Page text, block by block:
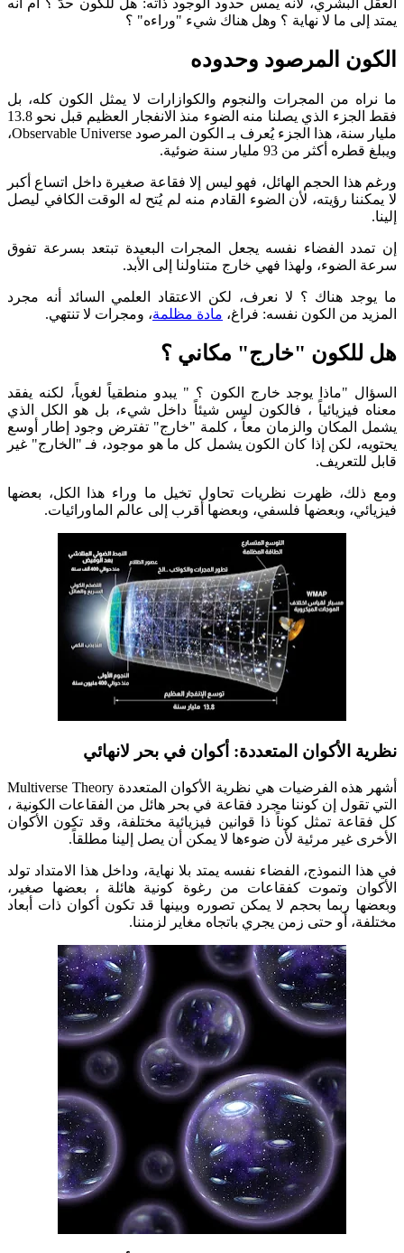
العقل البشري، لأنه يمس حدود الوجود ذاته: هل للكون حدّ ؟ أم أنه
يمتد إلى ما لا نهاية ؟ وهل هناك شيء "وراءه" ؟
الكون المرصود وحدوده
ما نراه من المجرات والنجوم والكوازارات لا يمثل الكون كله، بل
فقط الجزء الذي يصلنا منه الضوء منذ الانفجار العظيم قبل نحو 13.8
مليار سنة، هذا الجزء يُعرف بـ الكون المرصود Observable Universe،
ويبلغ قطره أكثر من 93 مليار سنة ضوئية.
ورغم هذا الحجم الهائل، فهو ليس إلا فقاعة صغيرة داخل اتساع أكبر
لا يمكننا رؤيته، لأن الضوء القادم منه لم يُتح له الوقت الكافي ليصل
إلينا.
إن تمدد الفضاء نفسه يجعل المجرات البعيدة تبتعد بسرعة تفوق
سرعة الضوء، ولهذا فهي خارج متناولنا إلى الأبد.
ما يوجد هناك ؟ لا نعرف، لكن الاعتقاد العلمي السائد أنه مجرد
المزيد من الكون نفسه: فراغ، مادة مظلمة، ومجرات لا تنتهي.
هل للكون "خارج" مكاني ؟
السؤال "ماذا يوجد خارج الكون ؟ " يبدو منطقياً لغوياً، لكنه يفقد
معناه فيزيائياً ، فالكون ليس شيئاً داخل شيء، بل هو الكل الذي
يشمل المكان والزمان معاً ، كلمة "خارج" تفترض وجود إطار أوسع
يحتويه، لكن إذا كان الكون يشمل كل ما هو موجود، فـ "الخارج" غير
قابل للتعريف.
ومع ذلك، ظهرت نظريات تحاول تخيل ما وراء هذا الكل، بعضها
فيزيائي، وبعضها فلسفي، وبعضها أقرب إلى عالم الماورائيات.
نظرية الأكوان المتعددة: أكوان في بحر لانهائي
أشهر هذه الفرضيات هي نظرية الأكوان المتعددة Multiverse Theory
التي تقول إن كوننا مجرد فقاعة في بحر هائل من الفقاعات الكونية ،
كل فقاعة تمثل كوناً ذا قوانين فيزيائية مختلفة، وقد تكون الأكوان
الأخرى غير مرئية لأن ضوءها لا يمكن أن يصل إلينا مطلقاً.
في هذا النموذج، الفضاء نفسه يمتد بلا نهاية، وداخل هذا الامتداد تولد
الأكوان وتموت كفقاعات من رغوة كونية هائلة ، بعضها صغير،
وبعضها ربما بحجم لا يمكن تصوره وبينها قد تكون أكوان ذات أبعاد
مختلفة، أو حتى زمن يجري باتجاه مغاير لزمننا.